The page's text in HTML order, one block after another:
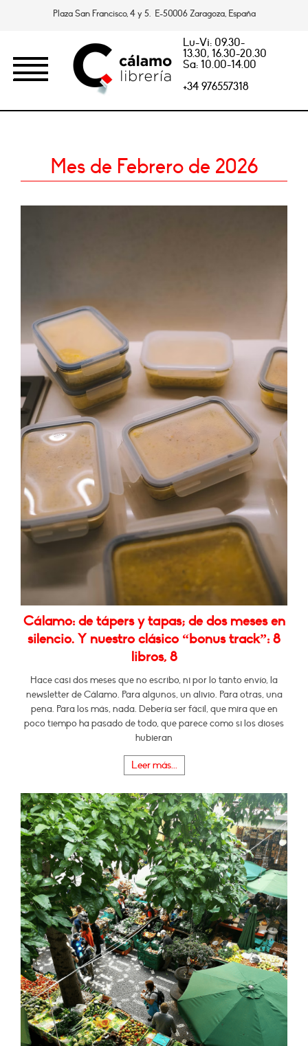
Plaza San Francisco, 4 y 5. E-50006 Zaragoza, España
Lu-Vi: 09.30-
13.30, 16.30-20.30
Sa: 10.00-14.00
+34 976557318
Mes de Febrero de 2026
Cálamo: de tápers y tapas; de dos meses en
silencio. Y nuestro clásico “bonus track”: 8
libros, 8
Hace casi dos meses que no escribo, ni por lo tanto envío, la
newsletter de Cálamo. Para algunos, un alivio. Para otras, una
pena. Para los más, nada. Debería ser fácil, que mira que en
poco tiempo ha pasado de todo, que parece como si los dioses
hubieran
Leer más...